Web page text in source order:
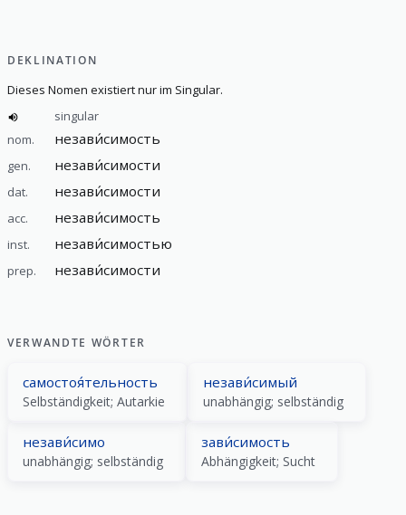
DEKLINATION
Dieses Nomen existiert nur im Singular.
singular
nom.
незави́симость
gen. незави́симости
dat. незави́симости
acc. незави́симость
inst. незави́симостью
prep. незави́симости
VERWANDTE WÖRTER
самостоя́тельность
Selbständigkeit; Autarkie
незави́симый
unabhängig; selbständig
незави́симо
unabhängig; selbständig
зави́симость
Abhängigkeit; Sucht